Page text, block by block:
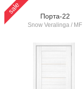
sale
Порта-22
Snow Veralinga / MF